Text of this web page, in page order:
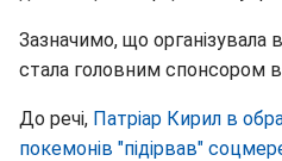
Зазначимо, що організувала
стала головним спонсором
До речі, Патріар Кирил в
покемонів "підірвав"